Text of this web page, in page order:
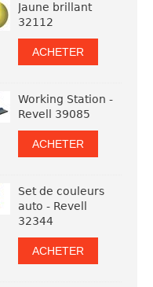
Jaune brillant
32112
ACHETER
Working Station -
Revell 39085
ACHETER
Set de couleurs
auto - Revell
32344
ACHETER